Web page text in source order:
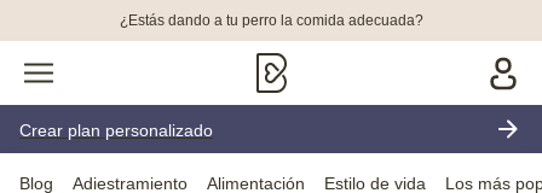
¿Estás dando a tu perro la comida adecuada?
Crear plan personalizado
Blog Adiestramiento Alimentación Estilo de vida Los más